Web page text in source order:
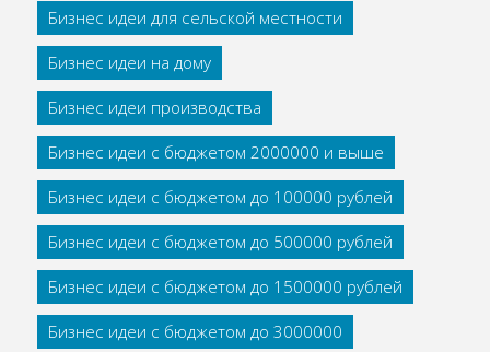
Бизнес идеи для сельской местности
Бизнес идеи на дому
Бизнес идеи производства
Бизнес идеи с бюджетом 2000000 и выше
Бизнес идеи с бюджетом до 100000 рублей
Бизнес идеи с бюджетом до 500000 рублей
Бизнес идеи с бюджетом до 1500000 рублей
Бизнес идеи с бюджетом до 3000000